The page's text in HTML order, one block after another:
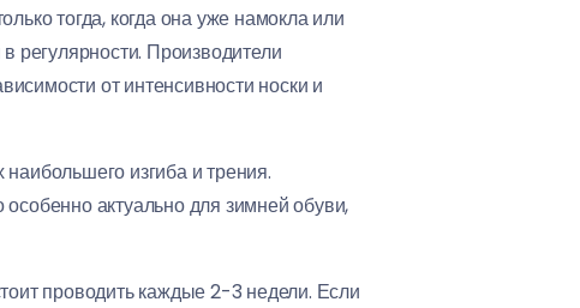
тогда, когда она уже намокла или
в регулярности. Производители
от интенсивности носки и
изгиба и трения.
актуально для зимней обуви,
проводить каждые 2-3 недели. Если